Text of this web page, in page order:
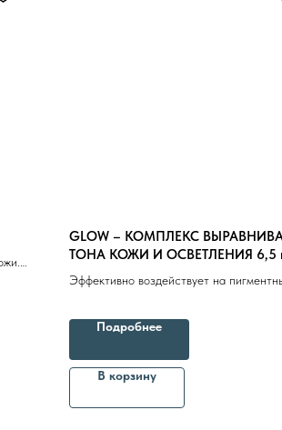
GLOW – КОМПЛЕКС
ТОНА КОЖИ И ОСВЕТЛЕНИЯ 6,5
Эффективно воздействует на
компонентом, обеспечивая коже
осветляющий эффект
Подробнее
В корзину
Профессиональная косметика